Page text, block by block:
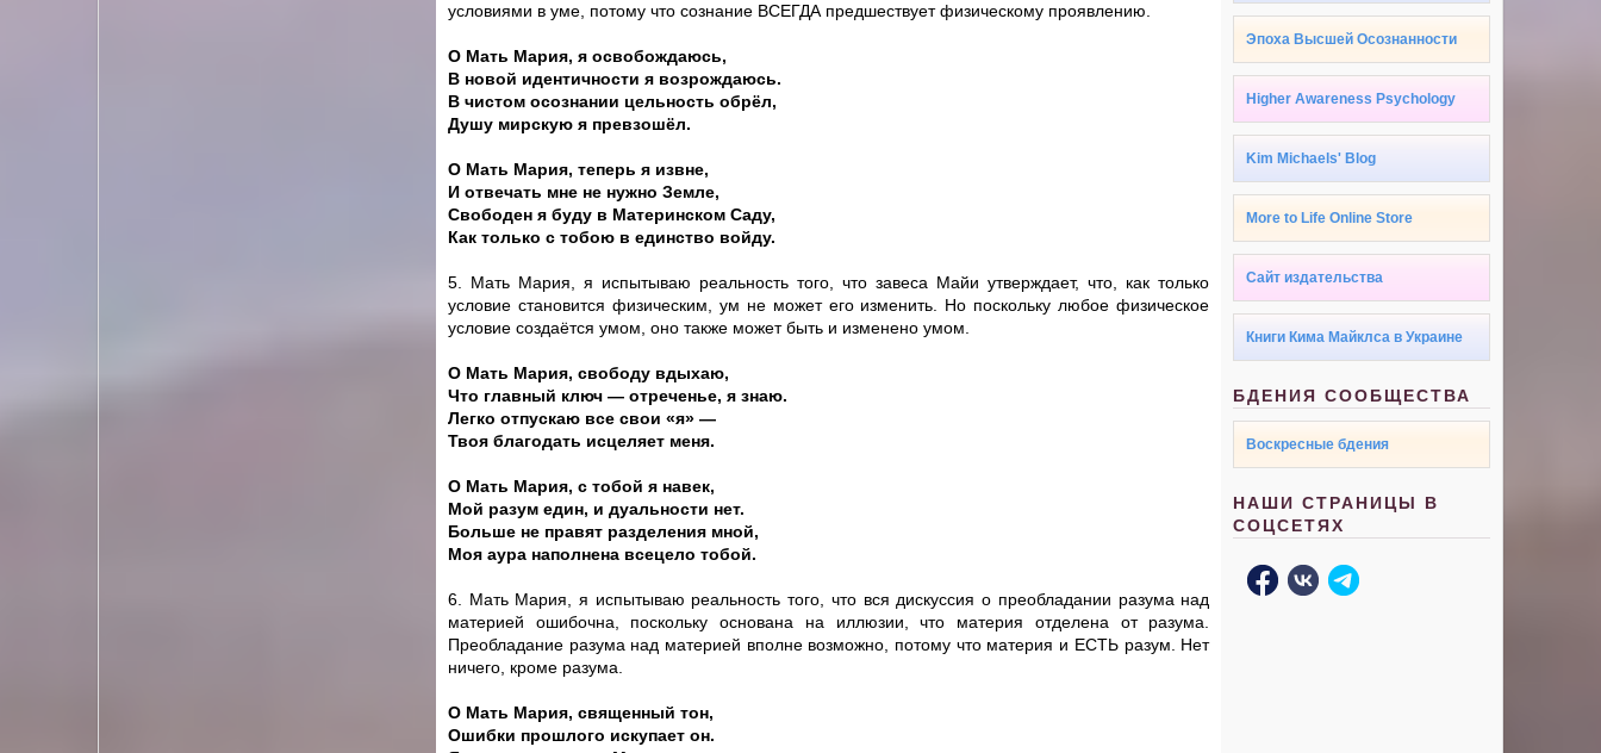
условиями в уме, потому что сознание ВСЕГДА предшествует физическому проявлению.
О Мать Мария, я освобождаюсь,
В новой идентичности я возрождаюсь.
В чистом осознании цельность обрёл,
Душу мирскую я превзошёл.
О Мать Мария, теперь я извне,
И отвечать мне не нужно Земле,
Свободен я буду в Материнском Саду,
Как только с тобою в единство войду.
5. Мать Мария, я испытываю реальность того, что завеса Майи утверждает, что, как только
условие становится физическим, ум не может его изменить. Но поскольку любое физическое
условие создаётся умом, оно также может быть и изменено умом.
О Мать Мария, свободу вдыхаю,
Что главный ключ — отреченье, я знаю.
Легко отпускаю все свои «я» —
Твоя благодать исцеляет меня.
О Мать Мария, с тобой я навек,
Мой разум един, и дуальности нет.
Больше не правят разделения мной,
Моя аура наполнена всецело тобой.
6. Мать Мария, я испытываю реальность того, что вся дискуссия о преобладании разума над
материей ошибочна, поскольку основана на иллюзии, что материя отделена от разума.
Преобладание разума над материей вполне возможно, потому что материя и ЕСТЬ разум. Нет
ничего, кроме разума.
О Мать Мария, священный тон,
Ошибки прошлого искупает он.
Эпоха Высшей Осознанности
Higher Awareness Psychology
Kim Michaels' Blog
More to Life Online Store
Сайт издательства
Книги Кима Майклса в Украине
БДЕНИЯ СООБЩЕСТВА
Воскресные бдения
НАШИ СТРАНИЦЫ В
СОЦСЕТЯХ